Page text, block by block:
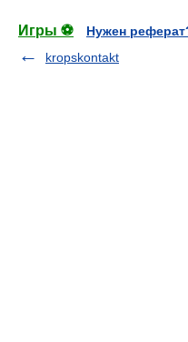
Игры ⚽
Нужен
kropskontakt